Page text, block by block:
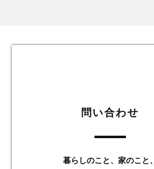
問い合わせ
暮らしのこと、家のこと、